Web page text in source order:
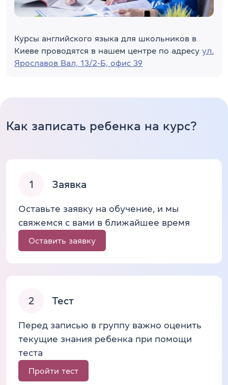
Курсы английского языка для школьников в
Киеве проводятся в нашем центре по адресу ул.
Ярославов Вал, 13/2-Б, офис 39
Как записать ребенка на курс?
1 Заявка
Оставьте заявку на обучение, и мы
свяжемся с вами в ближайшее время
Оставить заявку
2 Тест
Перед записью в группу важно оценить
текущие знания ребенка при помощи
теста
Пройти тест